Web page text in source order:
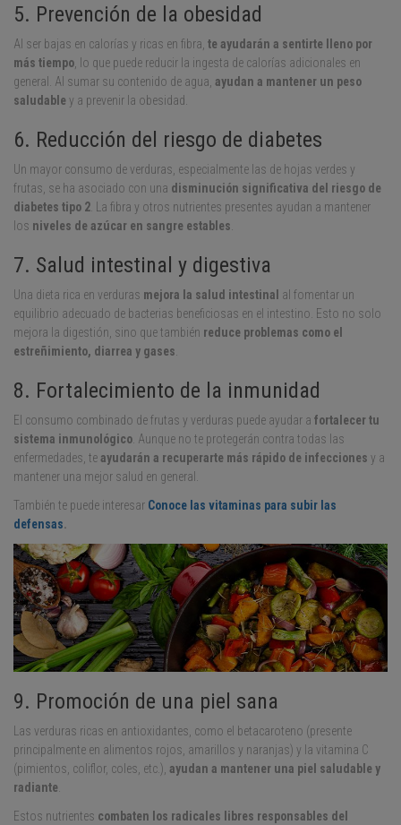
5. Prevención de la obesidad
Al ser bajas en calorías y ricas en fibra, te ayudarán a sentirte lleno por
más tiempo , lo que puede reducir la ingesta de calorías adicionales en
general. Al sumar su contenido de agua, ayudan a mantener un peso
saludabley a prevenir la obesidad.
6. Reducción del riesgo de diabetes
Un mayor consumo de verduras, especialmente las de hojas verdes y
frutas, se ha asociado con una disminución significativa del riesgo de
diabetes tipo 2 . La fibra y otros nutrientes presentes ayudan a mantener
los niveles de azúcar en sangre estables
7. Salud intestinal y digestiva
Una dieta rica en verduras mejora la salud intestinal al fomentar un
equilibrio adecuado de bacterias beneficiosas en el intestino. Esto no solo
mejora la digestión, sino que también reduce problemas como el
estreñimiento, diarrea y gases
8. Fortalecimiento de la inmunidad
El consumo combinado de frutas y verduras puede ayudar a fortalecer tu
sistema inmunológico . Aunque no te protegerán contra todas las
enfermedades, te ayudarán a recuperarte más rápido de infecciones y a
mantener una mejor salud en general.
También te puede interesar Conoce las vitaminas para subir las
defensas.
9. Promoción de una piel sana
Las verduras ricas en antioxidantes, como el betacaroteno (presente
principalmente en alimentos rojos, amarillos y naranjas) y la vitamina C
(pimientos, coliflor, coles, etc.), ayudan a mantener una piel saludable y
radiante
Estos nutrientes combaten los radicales libres responsables del